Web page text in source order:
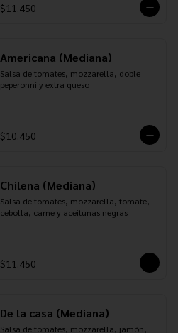
$11.450
Americana (Mediana)
Salsa de tomates, mozzarella, doble
peperonni y extra queso
$10.450
Chilena (Mediana)
Salsa de tomates, mozzarella, tomate,
cebolla, carne y aceitunas negras
$11.450
De la casa (Mediana)
Salsa de tomates, mozzarella, jamón,